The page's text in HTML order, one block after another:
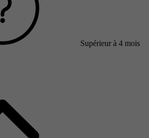
Supérieur à 4 mois